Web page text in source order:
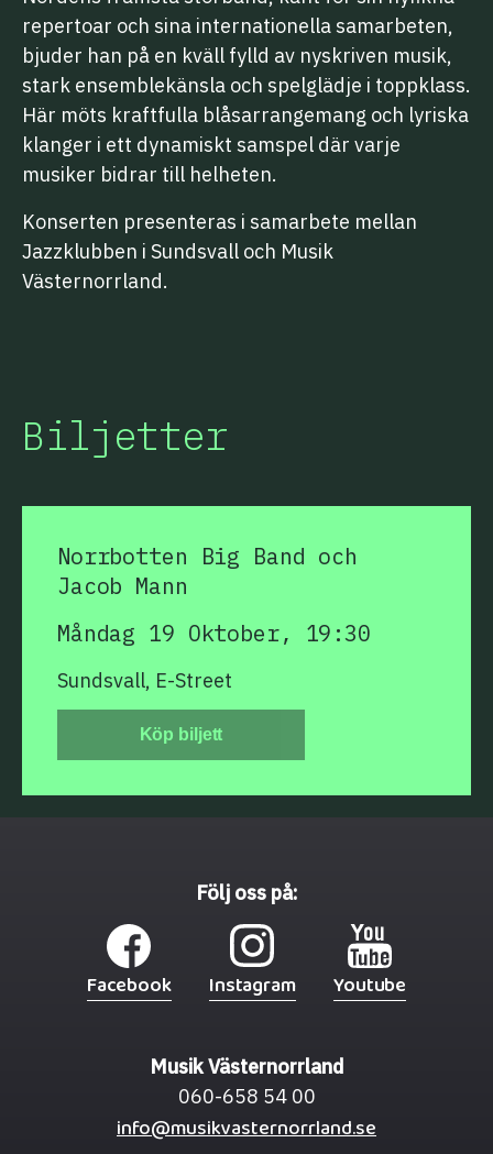
repertoar och sina internationella samarbeten,
bjuder han på en kväll fylld av nyskriven musik,
stark ensemblekänsla och spelglädje i toppklass.
Här möts kraftfulla blåsarrangemang och lyriska
klanger i ett dynamiskt samspel där varje
musiker bidrar till helheten.
Konserten presenteras i samarbete mellan
Jazzklubben i Sundsvall och Musik
Västernorrland.
Biljetter
Norrbotten Big Band och
Jacob Mann
Måndag 19 Oktober, 19:30
Sundsvall, E-Street
Köp biljett
Musik Västernorrland
060-658 54 00
info@musikvasternorrland.se
Följ oss på:
Facebook Instagram Youtube